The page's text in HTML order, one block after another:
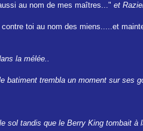
au nom de mes maîtres..." et
toi au nom des miens.....et
la mélée..
batiment trembla un moment sur ses
sol tandis que le Berry King tombait à